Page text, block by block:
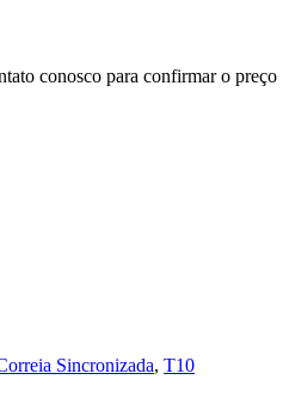
conosco para confirmar o preço
Sincronizada, T10